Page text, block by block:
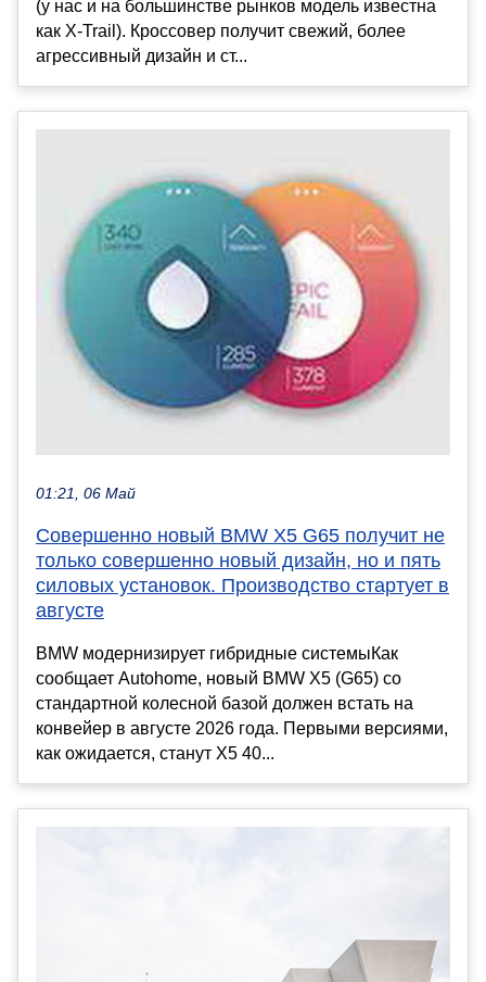
(у нас и на большинстве рынков модель известна
как X-Trail). Кроссовер получит свежий, более
агрессивный дизайн и ст...
01:21, 06 Май
Совершенно новый BMW X5 G65 получит не
только совершенно новый дизайн, но и пять
силовых установок. Производство стартует в
августе
BMW модернизирует гибридные системыКак
сообщает Autohome, новый BMW X5 (G65) со
стандартной колесной базой должен встать на
конвейер в августе 2026 года. Первыми версиями,
как ожидается, станут X5 40...